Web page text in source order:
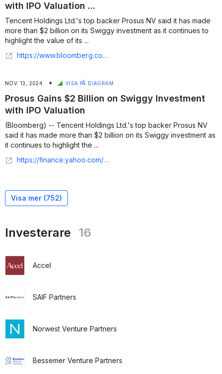
with IPO Valuation ...
Tencent Holdings Ltd.'s top backer Prosus NV said it has made
more than $2 billion on its Swiggy investment as it continues to
highlight the value of its ...
https://www.bloomberg.com/news/articles/2024-11-13/prosus-gains-2-billion-on-swiggy-investment-with-ipo-valuation
NOV. 13, 2024 • VISA PÅ DIAGRAM
Prosus Gains $2 Billion on Swiggy Investment
with IPO Valuation
(Bloomberg) -- Tencent Holdings Ltd.'s top backer Prosus NV
said it has made more than $2 billion on its Swiggy investment as
it continues to highlight the ...
https://finance.yahoo.com/news/prosus-gains-2-billion-swiggy-033000694.html
Visa mer (752)
Investerare 16
Accel
SAIF Partners
Norwest Venture Partners
Bessemer Venture Partners